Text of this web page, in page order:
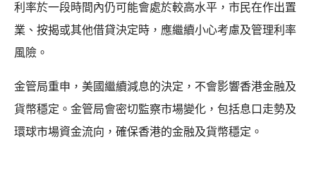
利率於一段時間內仍可能會處於較高水平，市民在作出置
業、按揭或其他借貸決定時，應繼續小心考慮及管理利率
風險。
金管局重申，美國繼續減息的決定，不會影響香港金融及
貨幣穩定。金管局會密切監察市場變化，包括息口走勢及
環球市場資金流向，確保香港的金融及貨幣穩定。